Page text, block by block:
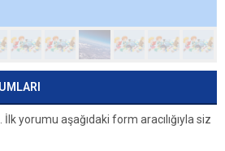
yorumu aşağıdaki form aracılığıyla siz